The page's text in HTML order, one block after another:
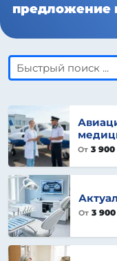
предложение
От 3 900
От 3 900